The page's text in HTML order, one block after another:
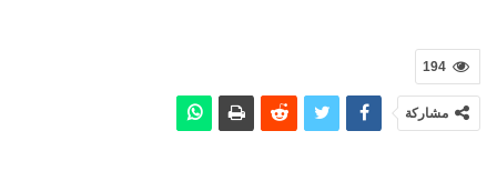
194
مشاركة